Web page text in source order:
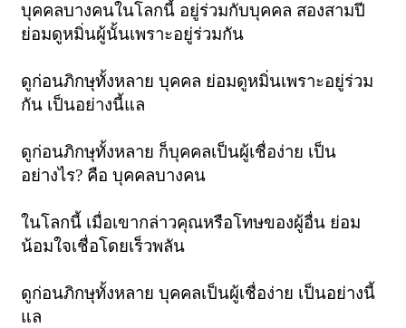
บุคคลบางคนในโลกนี้ อยู่ร่วมกับบุคคล สองสามปี
ย่อมดูหมิ่นผู้นั้นเพราะอยู่ร่วมกัน
ดูก่อนภิกษุทั้งหลาย บุคคล ย่อมดูหมิ่นเพราะอยู่ร่วม
กัน เป็นอย่างนี้แล
ดูก่อนภิกษุทั้งหลาย ก็บุคคลเป็นผู้เชื่อง่าย เป็น
อย่างไร? คือ บุคคลบางคน
ในโลกนี้ เมื่อเขากล่าวคุณหรือโทษของผู้อื่น ย่อม
น้อมใจเชื่อโดยเร็วพลัน
ดูก่อนภิกษุทั้งหลาย บุคคลเป็นผู้เชื่อง่าย เป็นอย่างนี้
แล